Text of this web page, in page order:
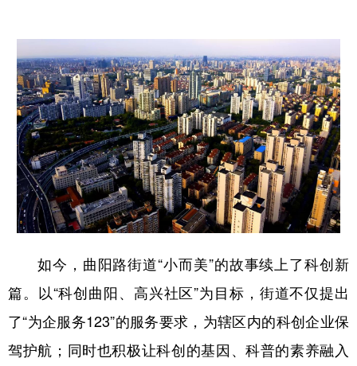
如今，曲阳路街道“小而美”的故事续上了科创新
篇。以“科创曲阳、高兴社区”为目标，街道不仅提出
了“为企服务123”的服务要求，为辖区内的科创企业保
驾护航；同时也积极让科创的基因、科普的素养融入